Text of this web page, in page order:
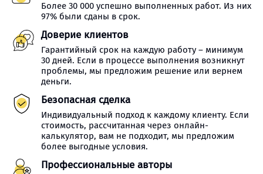
Более 30 000 успешно выполненных работ. Из них
97% были сданы в срок.
Доверие клиентов
Гарантийный срок на каждую работу – минимум
30 дней. Если в процессе выполнения возникнут
проблемы, мы предложим решение или вернем
деньги.
Безопасная сделка
Индивидуальный подход к каждому клиенту. Если
стоимость, рассчитанная через онлайн-
калькулятор, вам не подходит, мы предложим
более выгодные условия.
Профессиональные авторы